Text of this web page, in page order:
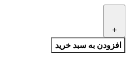
افزودن به سبد خرید